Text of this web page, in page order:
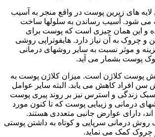
لایه های زیرین پوست در واقع منجر به آسیب
می شود. آسیب رساندن به سلولها ساخت
و این همان چیزی است که پوست برای
و چروک به آن نیاز دارد. هایفوتراپی روشی
و موثر نسبت به سایر روشهای درمانی
پوست بشمار می آید.
پوست کلاژن است. میزان کلاژن پوست به
سن افراد کاهش می یابد. البته سایر عوامل
سبک زندگی و استرس نیز بر روند پیری پوست
درمانی و زیبایی پوست که تا کنون مورد
اند، دارای عوارض جانبی متعددی هستند.
روش درمانی سرپایی و کوتاه به داشتن پوستی
کمک می نماید.